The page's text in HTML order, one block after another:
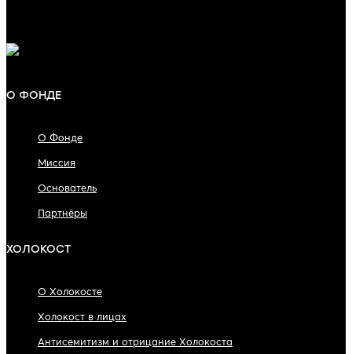
О ФОНДЕ
О Фонде
Миссия
Основатель
Партнёры
ХОЛОКОСТ
О Холокосте
Холокост в лицах
Антисемитизм и отрицание Холокоста